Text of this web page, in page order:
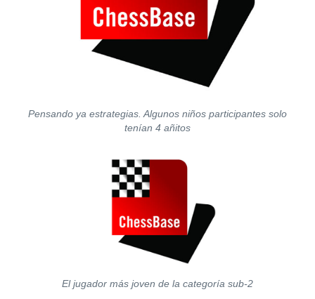
Pensando ya estrategias. Algunos niños participantes solo
tenían 4 añitos
El jugador más joven de la categoría sub-2